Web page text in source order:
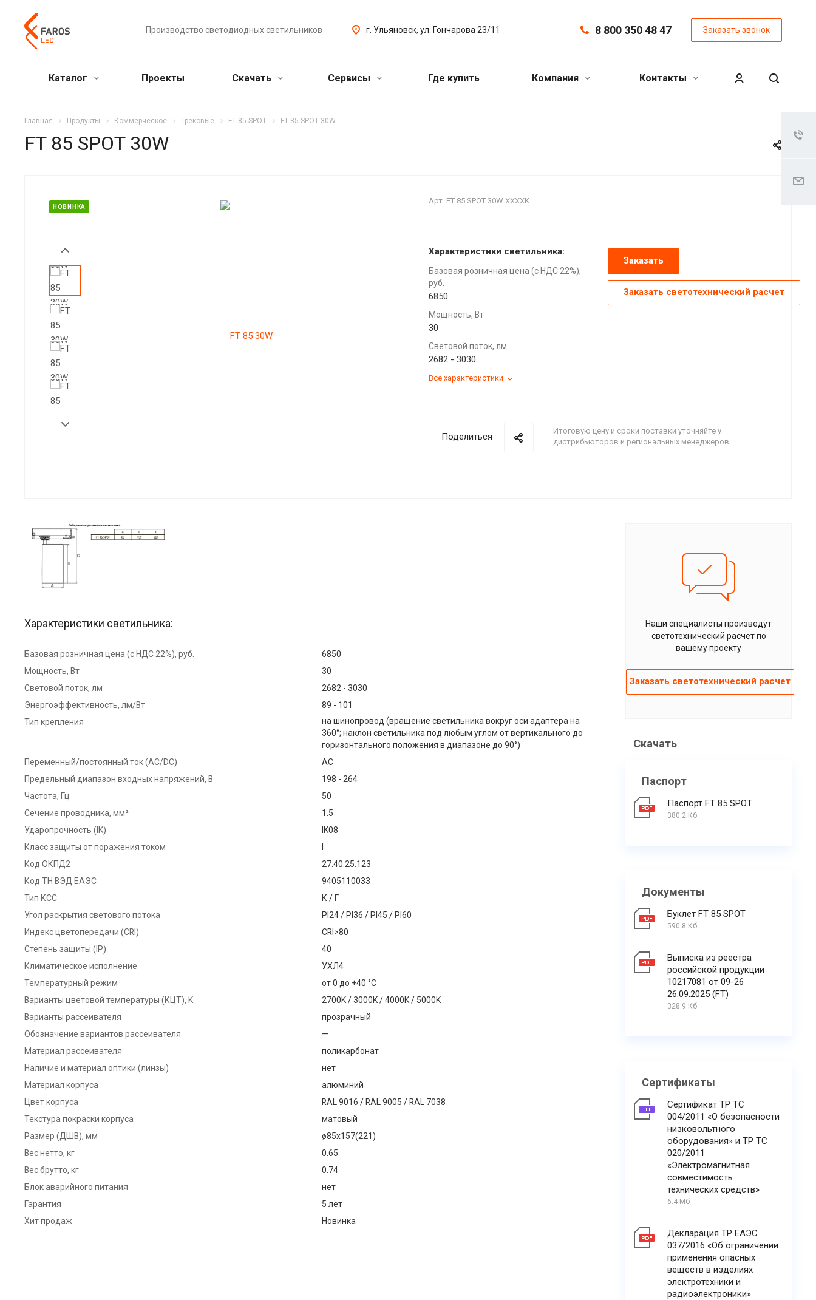
Производство светодиодных светильников г. Ульяновск, ул. Гончарова 23/11 8 800 350 48 47 Заказать звонок
Каталог Проекты Скачать Сервисы Где купить Компания Контакты
Главная Продукты Коммерческое Трековые FT 85 SPOT FT 85 SPOT 30W
FT 85 SPOT 30W
НОВИНКА
Арт. FT 85 SPOT 30W XXXXK
Характеристики светильника:
Базовая розничная цена (с НДС 22%),
руб.
6850
Мощность, Вт
30
Световой поток, лм
2682 - 3030
Все характеристики
Заказать
Заказать светотехнический расчет
Поделиться
Итоговую цену и сроки поставки уточняйте у
дистрибьюторов и региональных менеджеров
Характеристики светильника:
Базовая розничная цена (с НДС 22%), руб.
6850
Мощность, Вт
30
Световой поток, лм
2682 - 3030
Энергоэффективность, лм/Вт
89 - 101
Тип крепления
на шинопровод (вращение светильника вокруг оси адаптера на
360°; наклон светильника под любым углом от вертикального до
горизонтального положения в диапазоне до 90°)
Переменный/постоянный ток (AC/DC)
AC
Предельный диапазон входных напряжений, В
198 - 264
Частота, Гц
50
Сечение проводника, мм²
1.5
Ударопрочность (IK)
IK08
Класс защиты от поражения током
Код ОКПД2
27.40.25.123
Код ТН ВЭД ЕАЭС
9405110033
Тип КСС
К / Г
Угол раскрытия светового потока
PI24 / PI36 / PI45 / PI60
Индекс цветопередачи (CRI)
CRI>80
Степень защиты (IP)
40
Климатическое исполнение
УХЛ4
Температурный режим
от 0 до +40 °C
Варианты цветовой температуры (КЦТ), K
2700K / 3000K / 4000K / 5000K
Варианты рассеивателя
прозрачный
Обозначение вариантов рассеивателя
—
Материал рассеивателя
поликарбонат
Наличие и материал оптики (линзы)
нет
Материал корпуса
алюминий
Цвет корпуса
RAL 9016 / RAL 9005 / RAL 7038
Текстура покраски корпуса
матовый
Размер (ДШВ), мм
ø85х157(221)
Вес нетто, кг
0.65
Вес брутто, кг
0.74
Блок аварийного питания
нет
Гарантия
5 лет
Хит продаж
Новинка
Наши специалисты произведут
светотехнический расчет по
вашему проекту
Заказать светотехнический расчет
Скачать
Паспорт
Паспорт FT 85 SPOT
380.2 Кб
Документы
Буклет FT 85 SPOT
590.8 Кб
Выписка из реестра
российской продукции
10217081 от 09-26
26.09.2025 (FT)
328.9 Кб
Сертификаты
Сертификат ТР ТС
004/2011 «О безопасности
низковольтного
оборудования» и ТР ТС
020/2011
«Электромагнитная
совместимость
технических средств»
6.4 Мб
Декларация ТР ЕАЭС
037/2016 «Об ограничении
применения опасных
веществ в изделиях
электротехники и
радиоэлектроники»